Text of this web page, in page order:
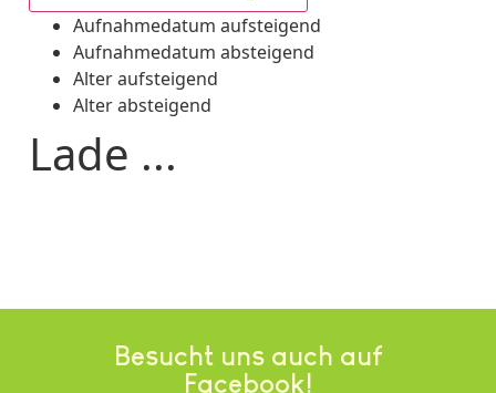
Aufnahmedatum aufsteigend
Aufnahmedatum absteigend
Alter aufsteigend
Alter absteigend
Lade ...
Besucht uns auch auf
Facebook!